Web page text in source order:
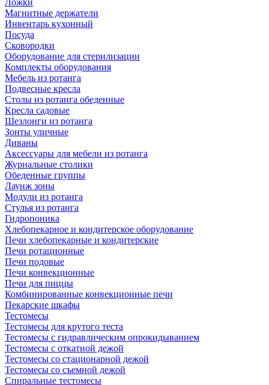
Ложки
Магнитные держатели
Инвентарь кухонный
Посуда
Сковородки
Оборудование для стерилизации
Комплекты оборудования
Мебель из ротанга
Подвесные кресла
Столы из ротанга обеденные
Кресла садовые
Шезлонги из ротанга
Зонты уличные
Диваны
Аксессуары для мебели из ротанга
Журнальные столики
Обеденные группы
Лаунж зоны
Модули из ротанга
Стулья из ротанга
Гидропоника
Хлебопекарное и кондитерское оборудование
Печи хлебопекарные и кондитерские
Печи ротационные
Печи подовые
Печи конвекционные
Печи для пиццы
Комбинированные конвекционные печи
Пекарские шкафы
Тестомесы
Тестомесы для крутого теста
Тестомесы с гидравлическим опрокидыванием
Тестомесы с откатной дежой
Тестомесы со стационарной дежой
Тестомесы со съемной дежой
Спиральные тестомесы